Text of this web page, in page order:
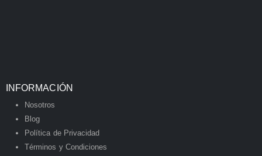
INFORMACIÓN
Nosotros
Blog
Política de Privacidad
Términos y Condiciones